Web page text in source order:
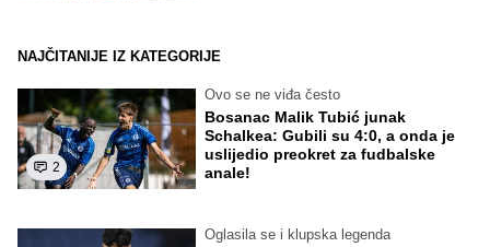
NAJČITANIJE IZ KATEGORIJE
2
Ovo se ne viđa često
Bosanac Malik Tubić junak
Schalkea: Gubili su 4:0, a onda je
uslijedio preokret za fudbalske
anale!
Oglasila se i klupska legenda